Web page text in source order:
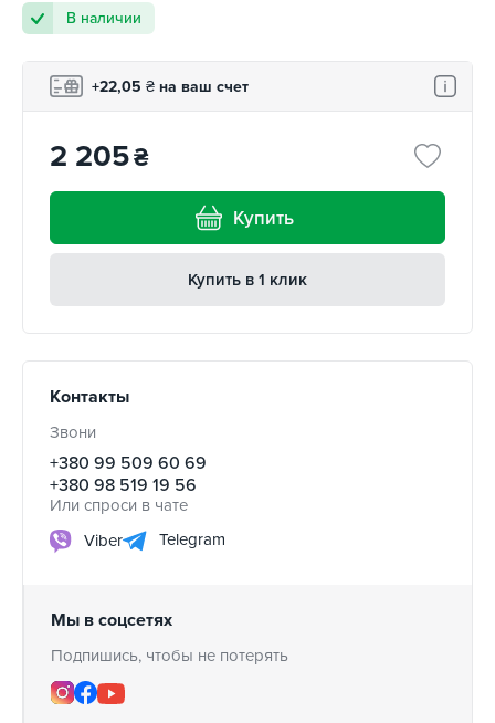
В наличии
+22,05 ₴ на ваш счет
2 205₴
Купить
Купить в 1 клик
Контакты
Звони
+380 99 509 60 69
+380 98 519 19 56
Или спроси в чате
Viber
Telegram
Мы в соцсетях
Подпишись, чтобы не потерять